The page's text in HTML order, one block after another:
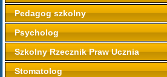
Pedagog szkolny
Psycholog
Szkolny Rzecznik Praw Ucznia
Stomatolog